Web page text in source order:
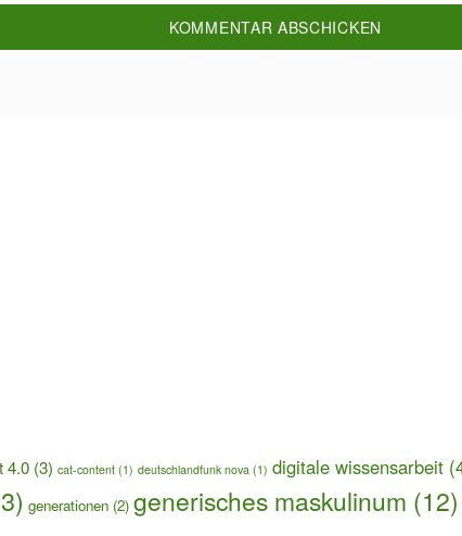
4.0 (3) cat-content (1) deutschlandfunk nova (1) digitale wissensarbeit
generationen (2) generisches maskulinum (12)